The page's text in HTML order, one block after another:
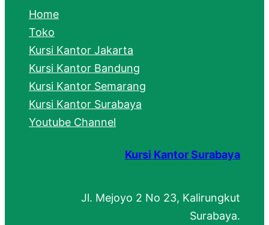
h
Home
Toko
Kursi Kantor Jakarta
Kursi Kantor Bandung
Kursi Kantor Semarang
Kursi Kantor Surabaya
Youtube Channel
Kursi Kantor Surabaya
Jl. Mejoyo 2 No 23, Kalirungkut
Surabaya.